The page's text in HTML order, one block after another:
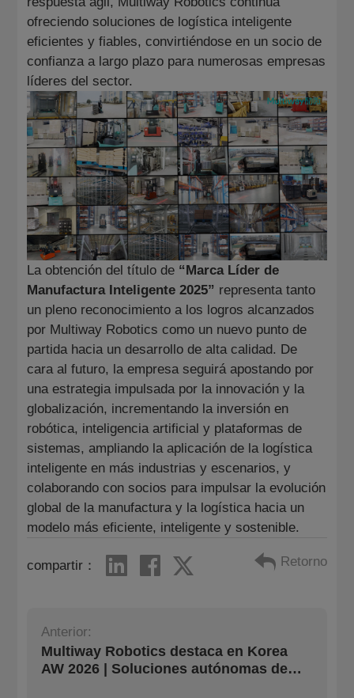
ofreciendo soluciones de logística inteligente
eficientes y fiables, convirtiéndose en un socio de
confianza a largo plazo para numerosas empresas
líderes del sector.
La obtención del título de “Marca Líder de
Manufactura Inteligente 2025” representa tanto
un pleno reconocimiento a los logros alcanzados
por Multiway Robotics como un nuevo punto de
partida hacia un desarrollo de alta calidad. De
cara al futuro, la empresa seguirá apostando por
una estrategia impulsada por la innovación y la
globalización, incrementando la inversión en
robótica, inteligencia artificial y plataformas de
sistemas, ampliando la aplicación de la logística
inteligente en más industrias y escenarios, y
colaborando con socios para impulsar la evolución
global de la manufactura y la logística hacia un
modelo más eficiente, inteligente y sostenible.
compartir： Retorno
Anterior:
Multiway Robotics destaca en Korea
AW 2026 | Soluciones autónomas de